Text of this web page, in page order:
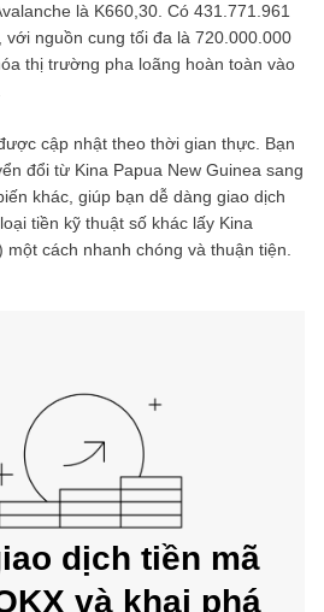
là K660,30 . Có 431.771.961
với nguồn cung tối đa là 720.000.000
thị trường pha loãng hoàn toàn vào
cập nhật theo thời gian thực. Bạn
đổi từ Kina Papua New Guinea sang
khác, giúp bạn dễ dàng giao dịch
tiền kỹ thuật số khác lấy Kina
một cách nhanh chóng và thuận tiện.
dịch tiền mã
và khai phá